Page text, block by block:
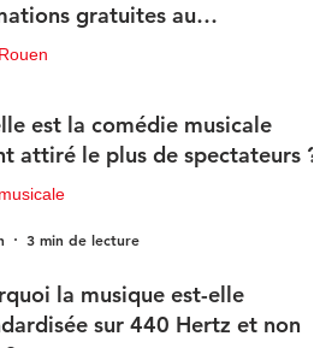
gratuites au
est la comédie musicale
attiré le plus de spectateurs ?
3 min de lecture
la musique est-elle
sur 440 Hertz et non